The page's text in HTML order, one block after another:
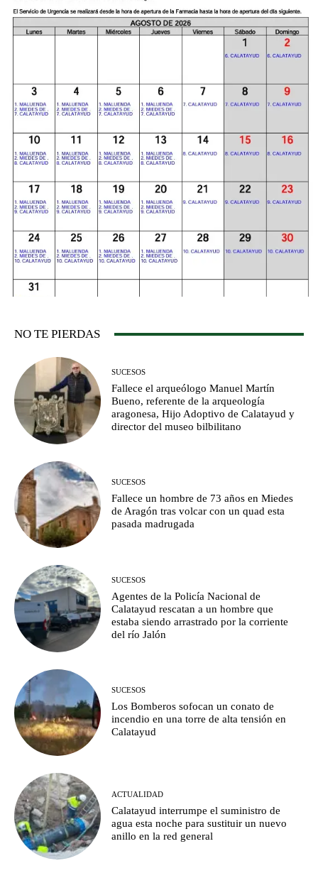
NO TE PIERDAS
SUCESOS
Fallece el arqueólogo Manuel Martín
Bueno, referente de la arqueología
aragonesa, Hijo Adoptivo de Calatayud y
director del museo bilbilitano
SUCESOS
Fallece un hombre de 73 años en Miedes
de Aragón tras volcar con un quad esta
pasada madrugada
SUCESOS
Agentes de la Policía Nacional de
Calatayud rescatan a un hombre que
estaba siendo arrastrado por la corriente
del río Jalón
SUCESOS
Los Bomberos sofocan un conato de
incendio en una torre de alta tensión en
Calatayud
ACTUALIDAD
Calatayud interrumpe el suministro de
agua esta noche para sustituir un nuevo
anillo en la red general